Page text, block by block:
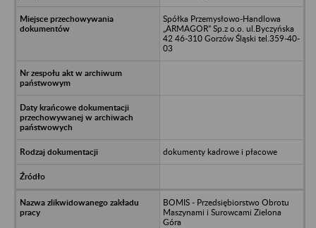
Spółka Przemysłowo-Handlowa
„ARMAGOR” Sp.z o.o. ul.Byczyńska
42 46-310 Gorzów Śląski tel.359-40-
03
dokumenty kadrowe i płacowe
BOMIS - Przedsiębiorstwo Obrotu
Maszynami i Surowcami Zielona
Góra